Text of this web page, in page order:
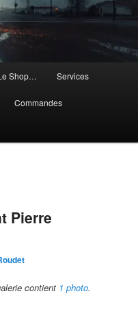
Shop… Services
Commandes
Pierre
contient 1 photo.